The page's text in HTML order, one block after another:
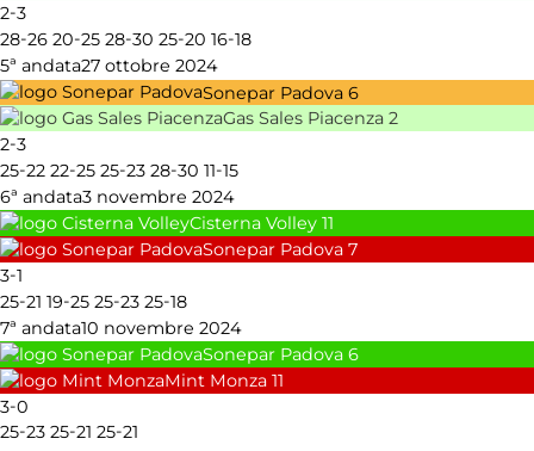
2-3
28-26 20-25 28-30 25-20 16-18
5ª andata27 ottobre 2024
Sonepar Padova 6
Gas Sales Piacenza 2
2-3
25-22 22-25 25-23 28-30 11-15
6ª andata3 novembre 2024
Cisterna Volley 11
Sonepar Padova 7
3-1
25-21 19-25 25-23 25-18
7ª andata10 novembre 2024
Sonepar Padova 6
Mint Monza 11
3-0
25-23 25-21 25-21